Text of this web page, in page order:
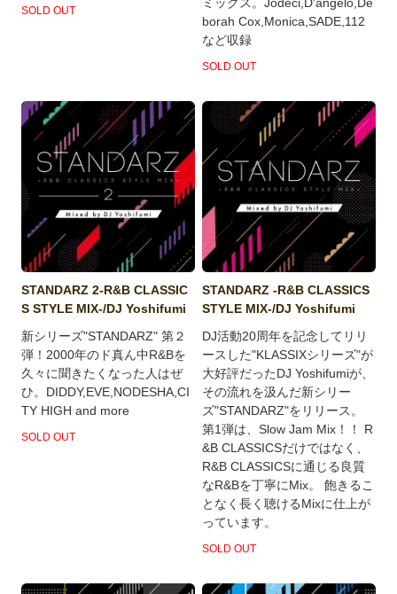
SOLD OUT
borah Cox,Monica,SADE,112
など収録
SOLD OUT
STANDARZ 2-R&B CLASSIC
S STYLE MIX-/DJ Yoshifumi
新シリーズ"STANDARZ" 第２
弾！2000年のド真ん中R&Bを
久々に聞きたくなった人はぜ
ひ。DIDDY,EVE,NODESHA,CI
TY HIGH and more
SOLD OUT
STANDARZ -R&B CLASSICS
STYLE MIX-/DJ Yoshifumi
DJ活動20周年を記念してリリ
ースした"KLASSIXシリーズ"が
大好評だったDJ Yoshifumiが、
その流れを汲んだ新シリー
ズ"STANDARZ"をリリース。
第1弾は、Slow Jam Mix！！ R
&B CLASSICSだけではなく、
R&B CLASSICSに通じる良質
なR&Bを丁寧にMix。 飽きるこ
となく長く聴けるMixに仕上が
っています。
SOLD OUT